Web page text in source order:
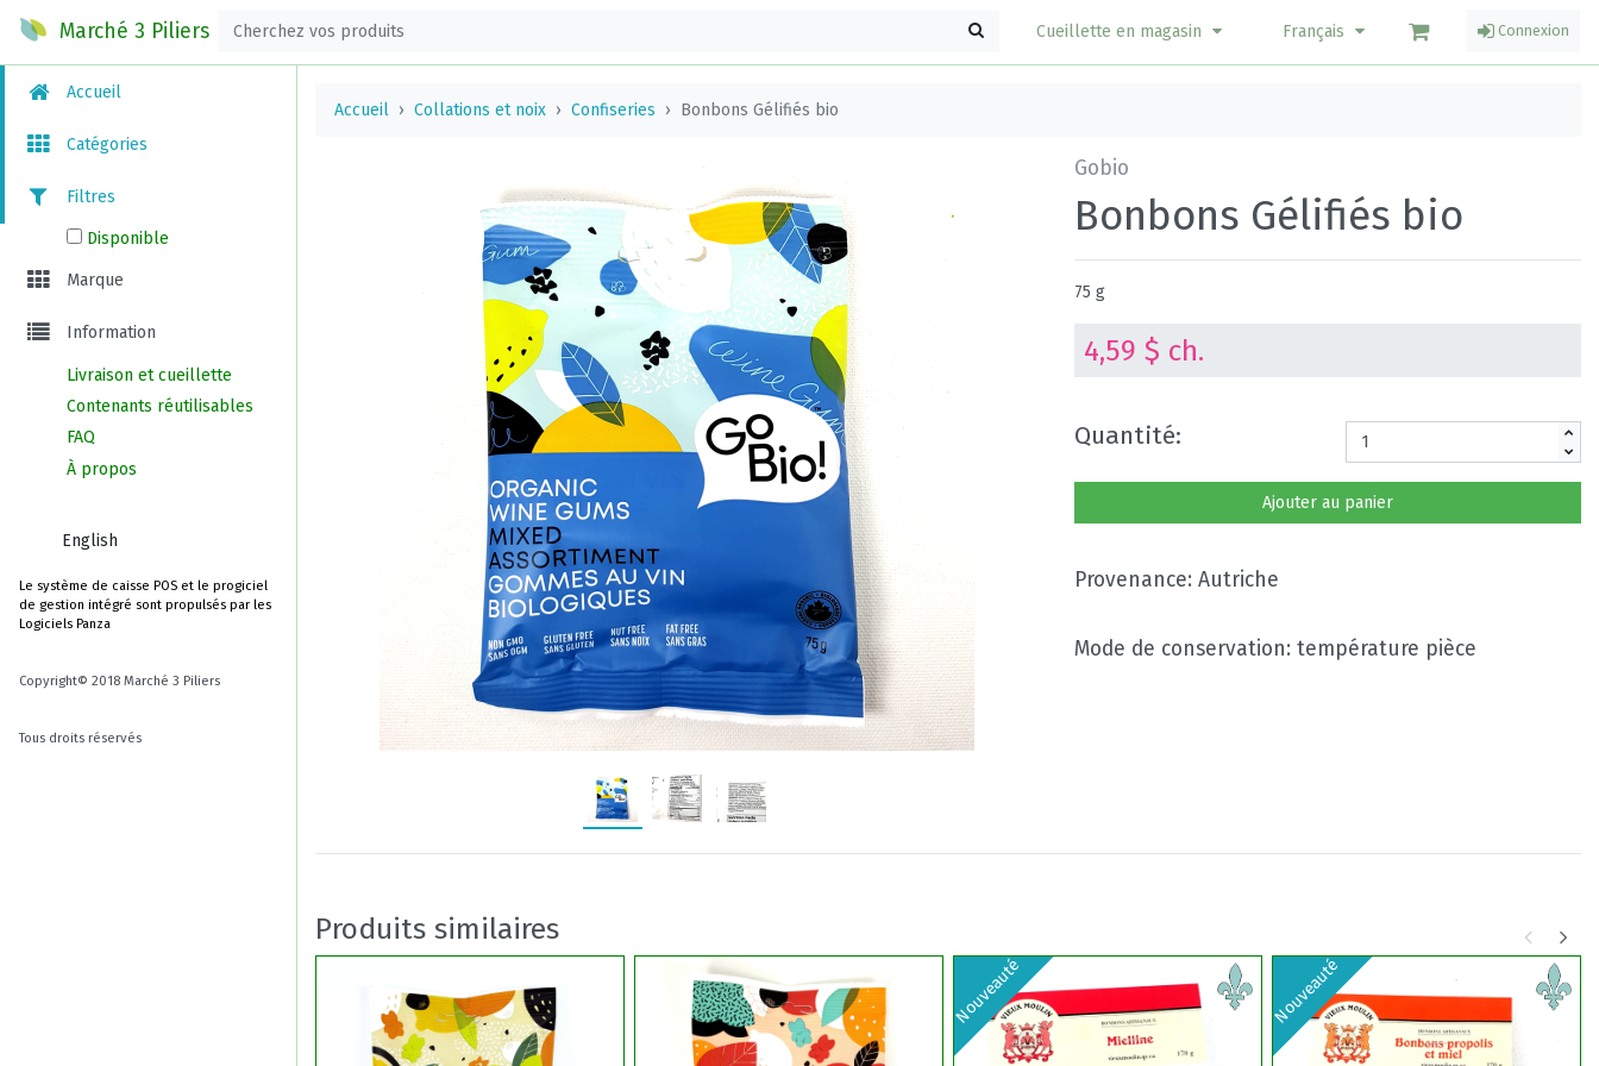
Marché 3 Piliers Cueillette en magasin Français Connexion
Accueil
Catégories
Filtres
Disponible
Marque
Information
Livraison et cueillette
Contenants réutilisables
FAQ
À propos
English
Le système de caisse POS et le progiciel
de gestion intégré sont propulsés par les
Logiciels Panza
Copyright© 2018 Marché 3 Piliers
Tous droits réservés
Accueil Collations et noix Confiseries Bonbons Gélifiés bio
Gobio
Bonbons Gélifiés bio
75 g
4,59 $ ch.
Quantité:
Ajouter au panier
Provenance: Autriche
Mode de conservation: température pièce
Produits similaires
Nouveauté Nouveauté